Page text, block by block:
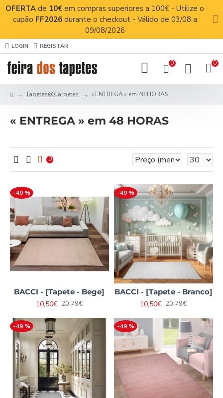
OFERTA de 10€ em compras superiores a 100€ - Utilize o
cupão FF2026 durante o checkout - Válido de 03/08 a
09/08/2026
LOGIN REGISTAR
0 0
Tapetes@Carpetes « ENTREGA » em 48 HORAS
« ENTREGA » em 48 HORAS
0
-49 %
BACCI - [Tapete - Bege]
10,50€ 20,79€
-49 %
BACCI - [Tapete - Branco]
10,50€ 20,79€
-49 % -49 %